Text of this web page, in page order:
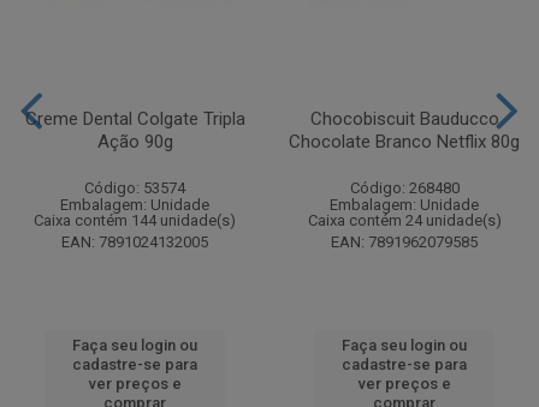
Creme Dental Colgate Tripla
Ação 90g
Código: 53574
Embalagem: Unidade
Caixa contém 144 unidade(s)
EAN: 7891024132005
Faça seu login ou
cadastre-se para
ver preços e
comprar
Chocobiscuit Bauducco
Chocolate Branco Netflix 80g
Código: 268480
Embalagem: Unidade
Caixa contém 24 unidade(s)
EAN: 7891962079585
Faça seu login ou
cadastre-se para
ver preços e
comprar